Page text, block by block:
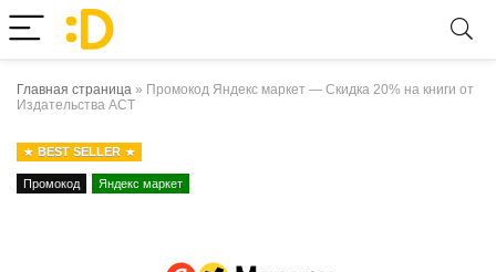
Главная страница » Промокод Яндекс маркет — Скидка 20% на книги от
Издательства АСТ
BEST SELLER
Промокод Яндекс маркет